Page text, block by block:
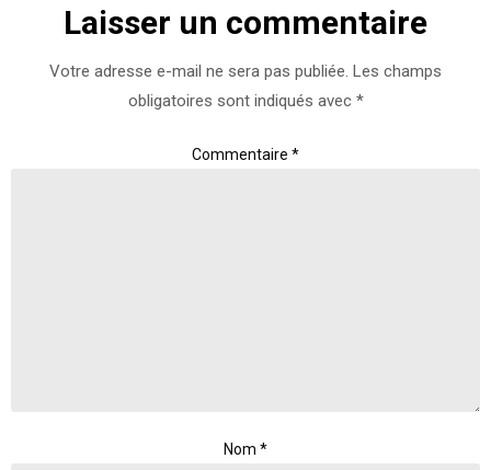
Laisser un commentaire
Votre adresse e-mail ne sera pas publiée. Les champs
obligatoires sont indiqués avec *
Commentaire *
Nom *